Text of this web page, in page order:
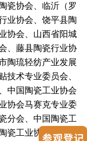
瓷协会、临沂（罗
业协会、饶平县陶
协会、山西省阳城
、藤县陶瓷行业协
陶琉轻纺产业发展
技术专业委员会、
中国陶瓷工业协会
协会马赛克专业委
分会、中国陶瓷工
瓷工业协会陶瓷幕